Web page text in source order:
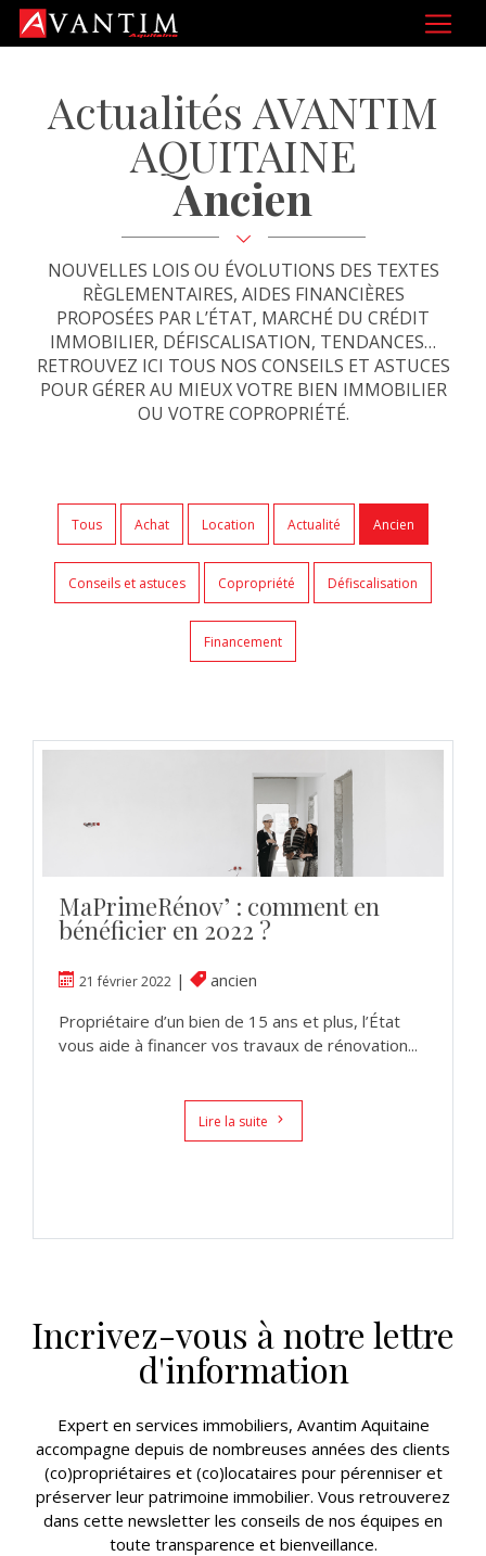
Actualités AVANTIM
AQUITAINE
Ancien
NOUVELLES LOIS OU ÉVOLUTIONS DES TEXTES
RÈGLEMENTAIRES, AIDES FINANCIÈRES
PROPOSÉES PAR L’ÉTAT, MARCHÉ DU CRÉDIT
IMMOBILIER, DÉFISCALISATION, TENDANCES…
RETROUVEZ ICI TOUS NOS CONSEILS ET ASTUCES
POUR GÉRER AU MIEUX VOTRE BIEN IMMOBILIER
OU VOTRE COPROPRIÉTÉ.
Tous Achat Location Actualité Ancien
Conseils et astuces Copropriété Défiscalisation
Financement
MaPrimeRénov’ : comment en
bénéficier en 2022 ?
21 février 2022 |
ancien
Propriétaire d’un bien de 15 ans et plus, l’État
vous aide à financer vos travaux de rénovation...
Lire la suite
Incrivez-vous à notre lettre
d'information
Expert en services immobiliers, Avantim Aquitaine
accompagne depuis de nombreuses années des clients
(co)propriétaires et (co)locataires pour pérenniser et
préserver leur patrimoine immobilier. Vous retrouverez
dans cette newsletter les conseils de nos équipes en
toute transparence et bienveillance.